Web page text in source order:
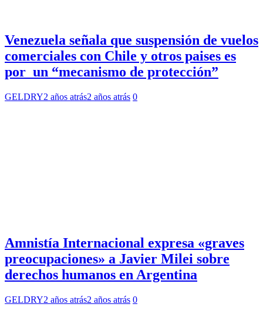
Venezuela señala que suspensión de vuelos
comerciales con Chile y otros paises es
por un “mecanismo de protección”
GELDRY2 años atrás2 años atrás 0
Amnistía Internacional expresa «graves
preocupaciones» a Javier Milei sobre
derechos humanos en Argentina
GELDRY2 años atrás2 años atrás 0